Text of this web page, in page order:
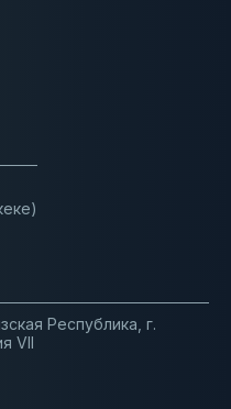
2025
2025
Республика, г.
VII